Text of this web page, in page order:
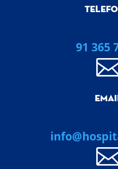
91 365